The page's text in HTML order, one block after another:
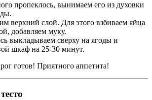
пропеклось, вынимаем его из духовки
верхний слой. Для этого взбиваем яйца
добавляем муку.
выкладываем сверху на ягоды и
шкаф на 25-30 минут.
готов! Приятного аппетита!